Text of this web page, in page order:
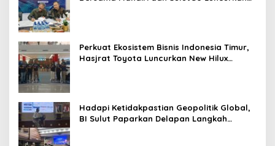
Perkuat Ekosistem Bisnis Indonesia Timur,
Hasjrat Toyota Luncurkan New Hilux
Hadapi Ketidakpastian Geopolitik Global,
BI Sulut Paparkan Delapan Langkah